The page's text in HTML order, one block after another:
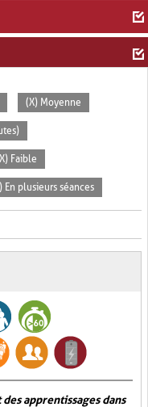
(X) Moyenne
Faible
En plusieurs séances
apprentissages dans